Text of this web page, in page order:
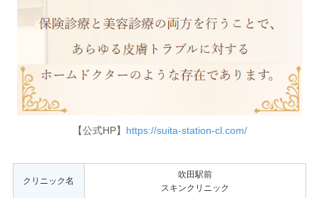
【公式HP】 https://suita-station-cl.com/
クリニック名
吹田駅前
スキンクリニック